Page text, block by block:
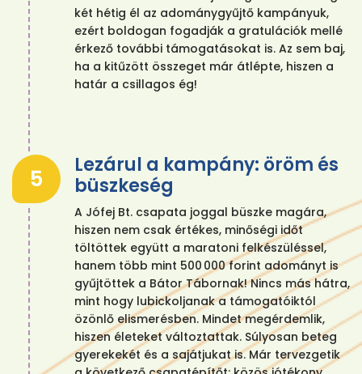
két hétig él az adománygyűjtő kampányuk,
ezért boldogan fogadják a gratulációk mellé
érkező további támogatásokat is. Az sem baj,
ha a kitűzött összeget már átlépte, hiszen a
határ a csillagos ég!
5
Lezárul a kampány: öröm és
büszkeség
A Jófej Bt. csapata joggal büszke magára,
hiszen nem csak értékes, minőségi időt
töltöttek együtt a maratoni felkészüléssel,
hanem több mint 500 000 forint adományt is
gyűjtöttek a Bátor Tábornak! Nincs más hátra,
mint hogy lubickoljanak a támogatóiktól
özönlő elismerésben. Mindet megérdemlik,
hiszen életeket változtattak. Súlyosan beteg
gyerekekét és a sajátjukat is. Már tervezgetik